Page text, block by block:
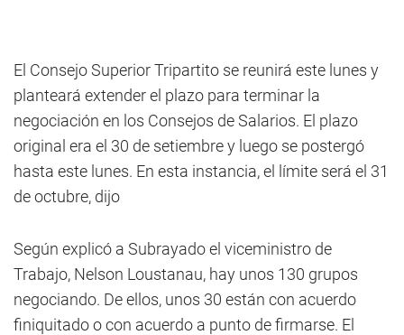
El Consejo Superior Tripartito se reunirá este lunes y
planteará extender el plazo para terminar la
negociación en los Consejos de Salarios. El plazo
original era el 30 de setiembre y luego se postergó
hasta este lunes. En esta instancia, el límite será el 31
de octubre, dijo
Según explicó a Subrayado el viceministro de
Trabajo, Nelson Loustanau, hay unos 130 grupos
negociando. De ellos, unos 30 están con acuerdo
finiquitado o con acuerdo a punto de firmarse. El